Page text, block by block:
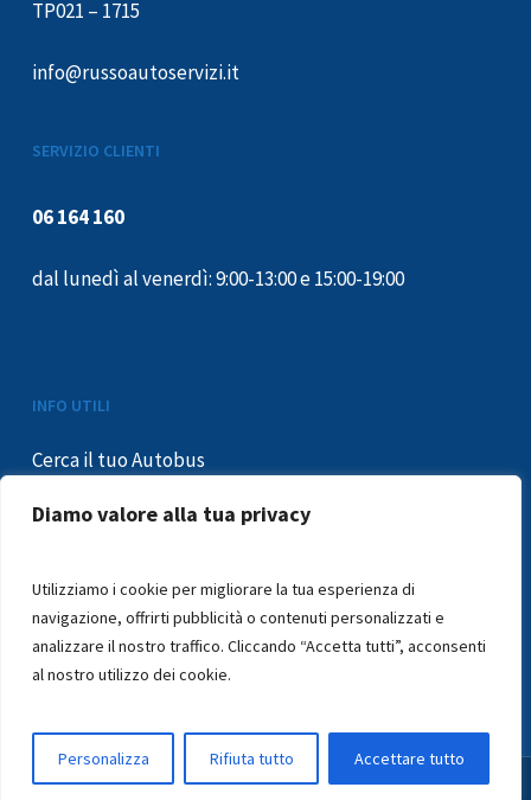
Diamo valore alla tua privacy
Utilizziamo i cookie per migliorare la tua esperienza di
navigazione, offrirti pubblicità o contenuti personalizzati e
analizzare il nostro traffico. Cliccando “Accetta tutti”, acconsenti
al nostro utilizzo dei cookie.
Personalizza Rifiuta tutto Accettare tutto
TP021 – 1715
info@russoautoservizi.it
SERVIZIO CLIENTI
06 164 160
dal lunedì al venerdì: 9:00-13:00 e 15:00-19:00
INFO UTILI
Cerca il tuo Autobus
Segnalazioni e reclami
In caso di sciopero
Segnalazioni – Whistleblowing
IT